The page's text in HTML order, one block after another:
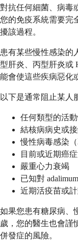
對抗任何細菌、病毒
您的免疫系統需要完
擾該過程。
患有某些慢性感染的
型肝炎、丙型肝炎或
能會使這些疾病惡化
以下是通常阻止某人
任何類型的活
結核病病史或
慢性病毒感染
目前或近期癌
嚴重心力衰竭
已知對
近期活疫苗或
如果您患有糖尿病、
歲，您的醫生也會謹
併發症的風險。